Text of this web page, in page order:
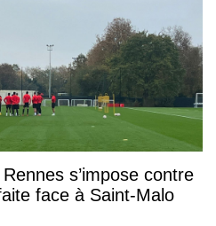
s’impose contre
face à Saint-Malo